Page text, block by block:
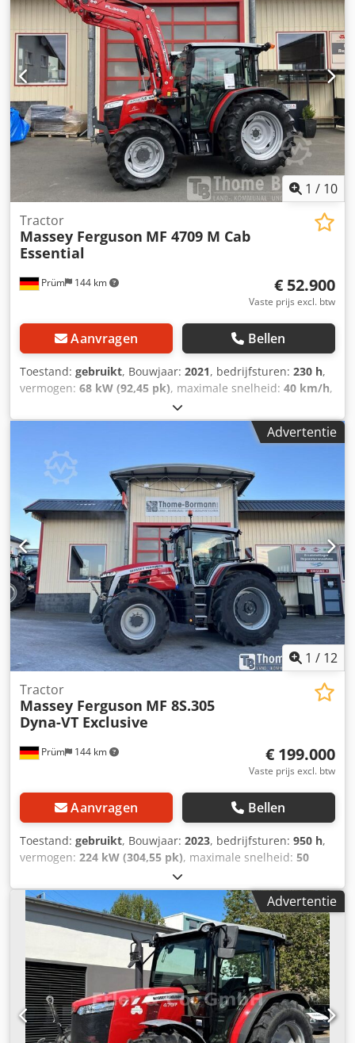
Standaarduitrusting/technische gegevens: Crodpfxjvv Dp
Nj Al Rof MOTOR: Max. vermogen: 180/245 kW/pk (ISO
14396) Max. koppel: 1100 Nm Maximaal vermogen met
vermogensbeheer: 194/265 kW/pk Maximaal koppel met
vermogensbeheer: 1178 Nm 6 cilinders, 7,4 liter AGCO
Power - 74 LFNT-5D, CR, 4V Emissienorm (DOC+SC+SCR)
zonder uitlaatgasrecirculatie, fase 5 Elektronische
motorbesturing met Vistronic-ventilatorregeling
Motortoerentalgeheugen Powercore motorluchtfilter met
voorfilter voor grof vuil EasyCare koelerpakket Extra
brandstofforfilter met waterafscheider 500 liter
brandstoftank
1 / 10
Prüm 144 km
Tractor
Massey Ferguson MF 4709 M Cab
Essential
€ 52.900
Vaste prijs excl. btw
Aanvragen Bellen
Toestand: gebruikt, Bouwjaar: 2021, bedrijfsturen: 230 h,
vermogen: 68 kW (92,45 pk), maximale snelheid: 40 km/h,
380/70 R24 | 0%
R34 | 0%, bandenmaten:480/70 R34, Banden (voor):
380/70 R24, banden (achter): 480/70 R34, draaiuren: 230,
eerste registratie: 15-12-2023. Machine met eerste
registratie: 12-2023. Draaiuren: ca. 230.
Standaarduitvoering/technische gegevens: Motor,
nominaal vermogen (ISO): 68/92 kW/pk, maximaal
vermogen: 70/95 kW/pk bij 2000 tpm, maximaal koppel:
355 Nm bij 1600 tpm. Fabrikant/type: Agco Power / AP 33
AWIC. Milieuvriendelijke motor, 3 cilinders / 3,3 l, Stage V,
DOC&SCR, AdBlue-tank met 15 liter, zonder
uitlaatgasrecirculatie, zonder roetfilter. Verticale uitlaat:
aan de rechterkant, voor de A-stijl van de cabine.
Brandstoftankinhoud: 120 liter. Transmissie: 12/12
versnellingen. Csdpfezpcuyex Al Rjrf
Advertentie
1 / 12
Prüm 144 km
Tractor
Massey Ferguson MF 8S.305
Dyna-VT Exclusive
€ 199.000
Vaste prijs excl. btw
Aanvragen Bellen
Toestand: gebruikt, Bouwjaar: 2023, bedrijfsturen: 950 h,
vermogen: 224 kW (304,55 pk), maximale snelheid: 50
600/70 R30 | 0%
710/70 R42 | 0%, bandenmaten:710/70 R42, aantal
bedden:43, Banden (voor): 600/70 R30, banden (achter):
710/70 R42, bedrijfsuren: 950, eerste registratie:
19.12.2024. Prijs: 199.000,00 euro (exclusief btw). Eerste
registratie: 19.12.2024, bedrijfsuren: ca. 850.
Basisuitrusting/technische gegevens: MOTOR: * Maximaal
vermogen: 224/305 kW/pk (ISO 14396) * Maximaal koppel:
1280 Nm * 6 cilinders, 7,4 liter AGCO Power - 74 LFNT-5D,
CR, 4V * Emissienorm (DOC+SC+SCR) zonder
Advertentie